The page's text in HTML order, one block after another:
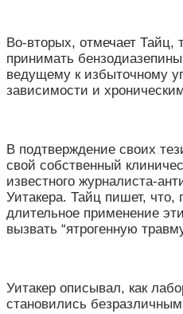
Во-вторых, отмечает Тайц,
принимать
ведущему к избыточному
зависимости и
В подтверждение своих
свой собственный
известного журналиста-
Уитакера. Тайц пишет, что,
длительное применение
вызвать “ятрогенную
Уитакер описывал, как
становились